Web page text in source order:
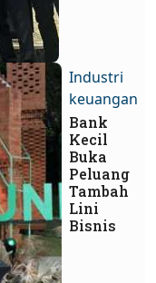
Industri
keuangan
Bank
Kecil
Buka
Peluang
Tambah
Lini
Bisnis